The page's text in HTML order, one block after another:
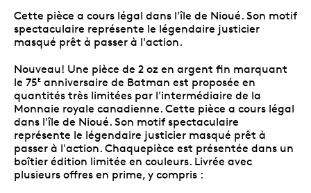
Cette pièce a cours légal dans l'île de Nioué. Son motif
spectaculaire représente le légendaire justicier
masqué prêt à passer à l'action.
Nouveau! Une pièce de 2 oz en argent fin marquant
le 75E anniversaire de Batman est proposée en
quantités très limitées par l'intermédiaire de la
Monnaie royale canadienne. Cette pièce a cours légal
dans l'île de Nioué. Son motif spectaculaire
représente le légendaire justicier masqué prêt à
passer à l'action. Chaquepièce est présentée dans un
boîtier édition limitée en couleurs. Livrée avec
plusieurs offres en prime, y compris :